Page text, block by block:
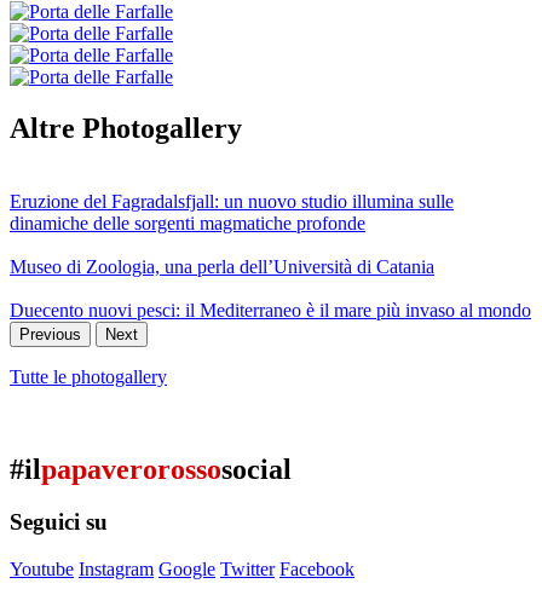
Altre Photogallery
Eruzione del Fagradalsfjall: un nuovo studio illumina sulle
dinamiche delle sorgenti magmatiche profonde
Museo di Zoologia, una perla dell’Università di Catania
Duecento nuovi pesci: il Mediterraneo è il mare più invaso al mondo
Previous Next
Tutte le photogallery
#ilpapaverorossosocial
Seguici su
Youtube Instagram Google Twitter Facebook